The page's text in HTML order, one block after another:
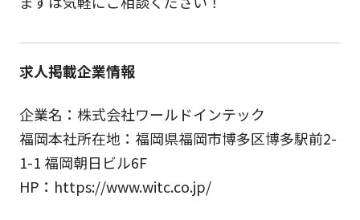
求人掲載企業情報
企業名：株式会社ワールドインテック
福岡本社所在地：福岡県福岡市博多区博多駅前2-
1-1 福岡朝日ビル6F
HP：https://www.witc.co.jp/